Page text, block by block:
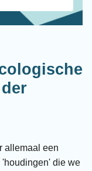
allemaal een
die we